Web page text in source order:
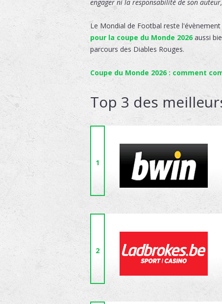
engager ni la responsabilité de son
Le Mondial de Footbal reste
pour la coupe du Monde 2026aussi
parcours des Diables Rouges.
Coupe du Monde 2026 : comment
Top 3 des
1
2